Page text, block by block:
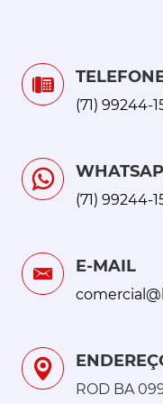
(71) 99244-
(71) 99244-
E-MAIL
ROD BA